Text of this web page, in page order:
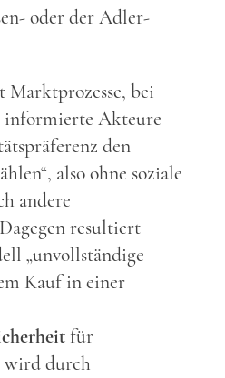
oder der Adler-
Marktprozesse, bei
informierte Akteure
den
also ohne soziale
andere
resultiert
„unvollständige
Kauf in einer
für
wird durch